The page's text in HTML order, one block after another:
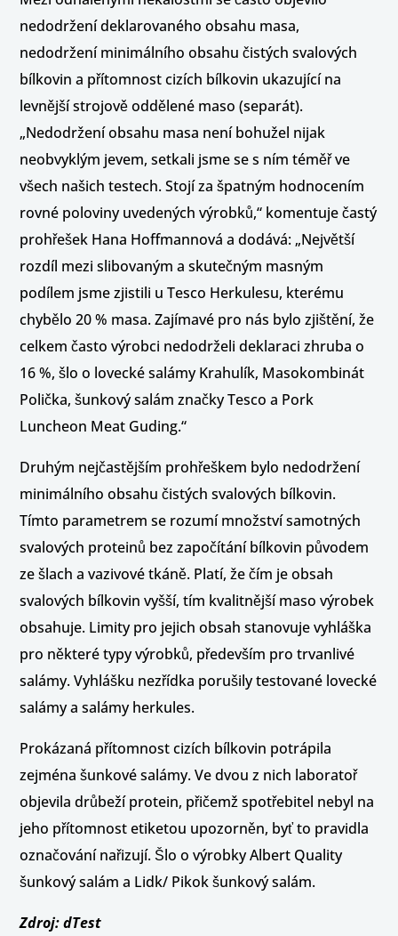
nedodržení deklarovaného obsahu masa,
nedodržení minimálního obsahu čistých svalových
bílkovin a přítomnost cizích bílkovin ukazující na
levnější strojově oddělené maso (separát).
„Nedodržení obsahu masa není bohužel nijak
neobvyklým jevem, setkali jsme se s ním téměř ve
všech našich testech. Stojí za špatným hodnocením
rovné poloviny uvedených výrobků,“ komentuje častý
prohřešek Hana Hoffmannová a dodává: „Největší
rozdíl mezi slibovaným a skutečným masným
podílem jsme zjistili u Tesco Herkulesu, kterému
chybělo 20 % masa. Zajímavé pro nás bylo zjištění, že
celkem často výrobci nedodrželi deklaraci zhruba o
16 %, šlo o lovecké salámy Krahulík, Masokombinát
Polička, šunkový salám značky Tesco a Pork
Luncheon Meat Guding.“
Druhým nejčastějším prohřeškem bylo nedodržení
minimálního obsahu čistých svalových bílkovin.
Tímto parametrem se rozumí množství samotných
svalových proteinů bez započítání bílkovin původem
ze šlach a vazivové tkáně. Platí, že čím je obsah
svalových bílkovin vyšší, tím kvalitnější maso výrobek
obsahuje. Limity pro jejich obsah stanovuje vyhláška
pro některé typy výrobků, především pro trvanlivé
salámy. Vyhlášku nezřídka porušily testované lovecké
salámy a salámy herkules.
Prokázaná přítomnost cizích bílkovin potrápila
zejména šunkové salámy. Ve dvou z nich laboratoř
objevila drůbeží protein, přičemž spotřebitel nebyl na
jeho přítomnost etiketou upozorněn, byť to pravidla
označování nařizují. Šlo o výrobky Albert Quality
šunkový salám a Lidk/ Pikok šunkový salám.
Zdroj: dTest